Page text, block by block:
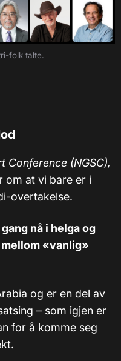
folk talte.
Conference (NGSC),
om at vi bare er i
overtakelse.
nå i helga og
mellom «vanlig»
og er en del av
– som igjen er
for å komme seg